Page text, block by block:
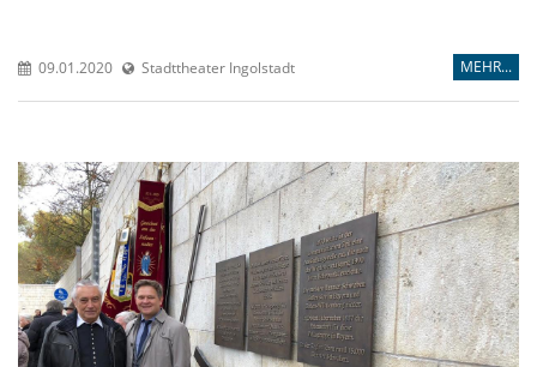
09.01.2020 Stadttheater Ingolstadt MEHR...